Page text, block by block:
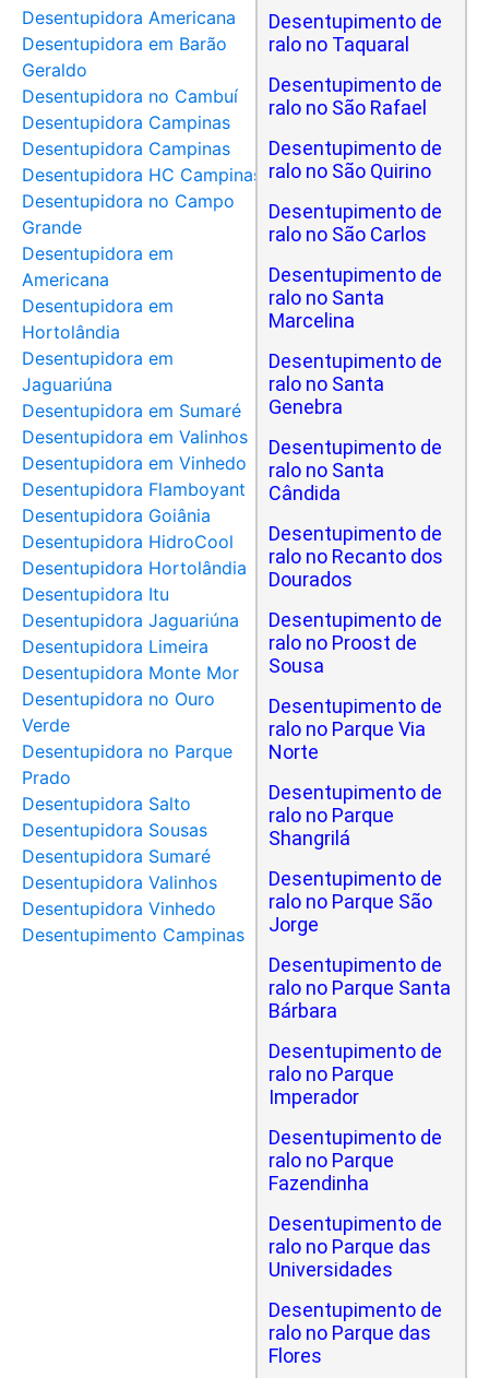
Desentupidora Americana
Desentupidora em Barão
Geraldo
Desentupidora no Cambuí
Desentupidora Campinas
Desentupidora Campinas
Desentupidora HC Campinas
Desentupidora no Campo
Grande
Desentupidora em
Americana
Desentupidora em
Hortolândia
Desentupidora em
Jaguariúna
Desentupidora em Sumaré
Desentupidora em Valinhos
Desentupidora em Vinhedo
Desentupidora Flamboyant
Desentupidora Goiânia
Desentupidora HidroCool
Desentupidora Hortolândia
Desentupidora Itu
Desentupidora Jaguariúna
Desentupidora Limeira
Desentupidora Monte Mor
Desentupidora no Ouro
Verde
Desentupidora no Parque
Prado
Desentupidora Salto
Desentupidora Sousas
Desentupidora Sumaré
Desentupidora Valinhos
Desentupidora Vinhedo
Desentupimento Campinas
Desentupimento de
ralo no Taquaral
Desentupimento de
ralo no São Rafael
Desentupimento de
ralo no São Quirino
Desentupimento de
ralo no São Carlos
Desentupimento de
ralo no Santa
Marcelina
Desentupimento de
ralo no Santa
Genebra
Desentupimento de
ralo no Santa
Cândida
Desentupimento de
ralo no Recanto dos
Dourados
Desentupimento de
ralo no Proost de
Sousa
Desentupimento de
ralo no Parque Via
Norte
Desentupimento de
ralo no Parque
Shangrilá
Desentupimento de
ralo no Parque São
Jorge
Desentupimento de
ralo no Parque Santa
Bárbara
Desentupimento de
ralo no Parque
Imperador
Desentupimento de
ralo no Parque
Fazendinha
Desentupimento de
ralo no Parque das
Universidades
Desentupimento de
ralo no Parque das
Flores